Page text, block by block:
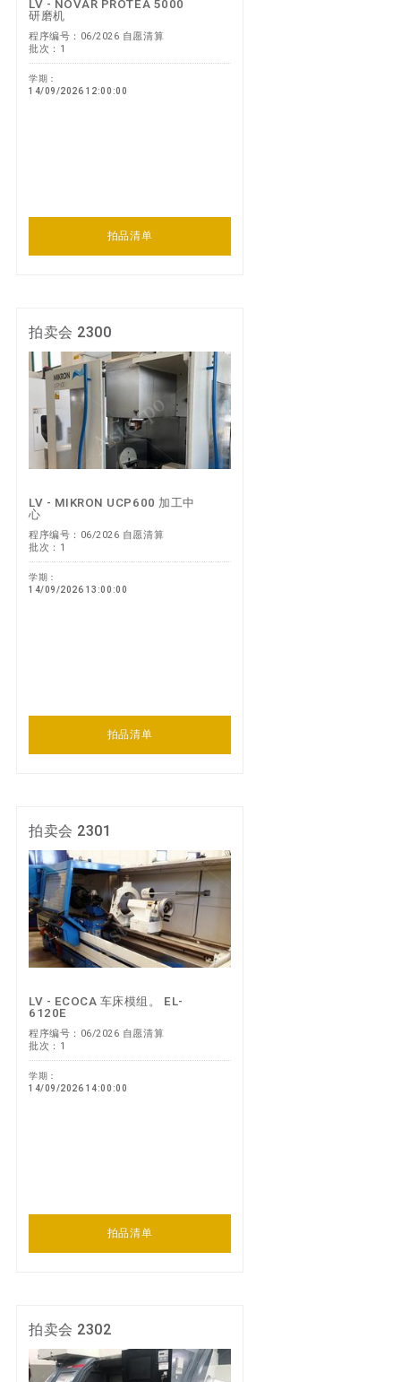
LV - NOVAR PROTEA 5000
研磨机
程序编号：06/2026 自愿清算
批次：1
学期：
14/09/2026 12:00:00
拍品清单
拍卖会 2300
LV - MIKRON UCP600 加工中
心
程序编号：06/2026 自愿清算
批次：1
学期：
14/09/2026 13:00:00
拍品清单
拍卖会 2301
LV - ECOCA 车床模组。 EL-
6120E
程序编号：06/2026 自愿清算
批次：1
学期：
14/09/2026 14:00:00
拍品清单
拍卖会 2302